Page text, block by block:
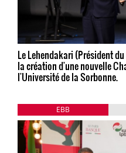
Le Lehendakari (Président
la création d'une nouvelle
l'Université de la Sorbonne.
EBB